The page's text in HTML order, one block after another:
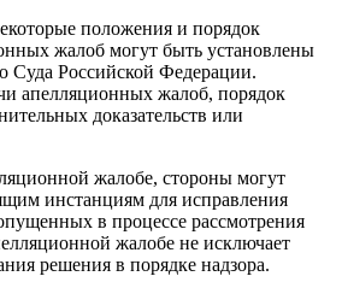
положения и порядок
жалоб могут быть установлены
Суда Российской Федерации.
апелляционных жалоб, порядок
доказательств или
жалобе, стороны могут
инстанциям для исправления
в процессе рассмотрения
жалобе не исключает
решения в порядке надзора.